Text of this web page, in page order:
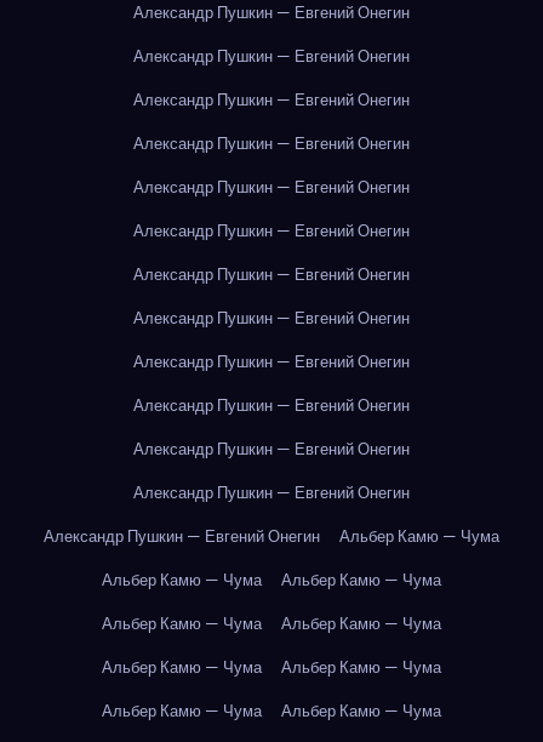
Александр Пушкин — Евгений Онегин
Александр Пушкин — Евгений Онегин
Александр Пушкин — Евгений Онегин
Александр Пушкин — Евгений Онегин
Александр Пушкин — Евгений Онегин
Александр Пушкин — Евгений Онегин
Александр Пушкин — Евгений Онегин
Александр Пушкин — Евгений Онегин
Александр Пушкин — Евгений Онегин
Александр Пушкин — Евгений Онегин
Александр Пушкин — Евгений Онегин
Александр Пушкин — Евгений Онегин
Александр Пушкин — Евгений Онегин
Альбер Камю — Чума
Альбер Камю — Чума
Альбер Камю — Чума
Альбер Камю — Чума
Альбер Камю — Чума
Альбер Камю — Чума
Альбер Камю — Чума
Альбер Камю — Чума
Альбер Камю — Чума